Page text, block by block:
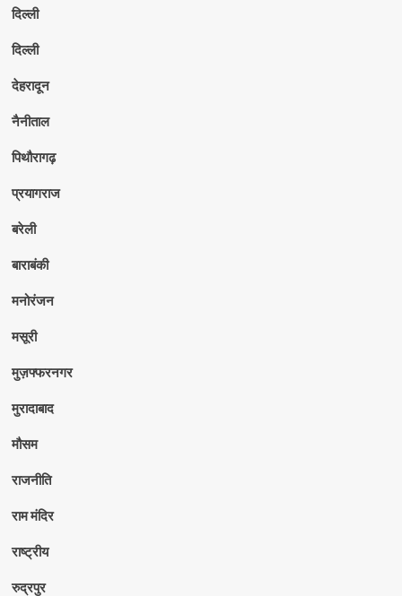
दिल्ली
दिल्ली
देहरादून
नैनीताल
पिथौरागढ़
प्रयागराज
बरेली
बाराबंकी
मनोरंजन
मसूरी
मुज़फ्फरनगर
मुरादाबाद
मौसम
राजनीति
राम मंदिर
राष्ट्रीय
रुद्रपुर